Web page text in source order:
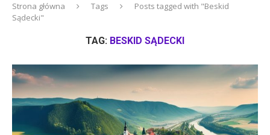
Strona główna Tags
Posts tagged with "Beskid
Sądecki"
TAG: BESKID SĄDECKI